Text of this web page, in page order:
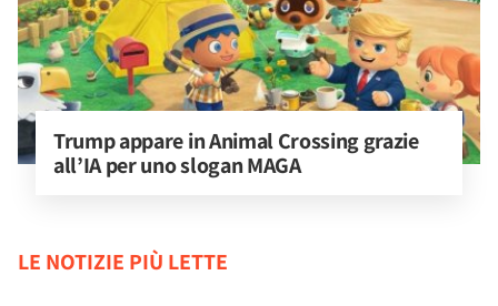
Trump appare in Animal Crossing grazie
all’IA per uno slogan MAGA
LE NOTIZIE PIÙ LETTE